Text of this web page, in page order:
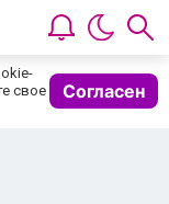
свое
Согласен